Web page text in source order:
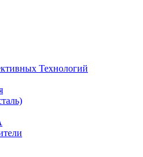
Технологий